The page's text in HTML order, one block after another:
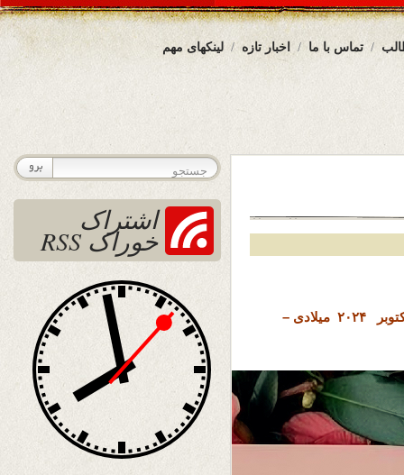
لینکهای مهم اخبار تازه تماس با ما
تاریخ نشر : پنجشنبه 3 عقرب ( آبان ) ۱۴۰۳ خورشیدی – 24 اکتوبر ۲۰۲۴ میلادی –
اشتراک
خوراک RSS